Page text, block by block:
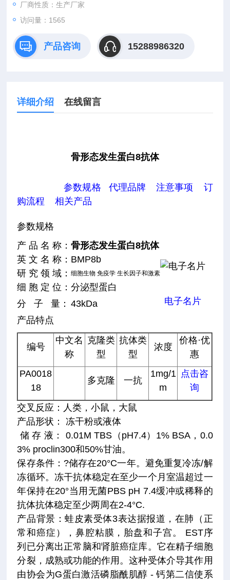
厂商性质：生产厂家
访问量：1565
产品咨询 15288986320
详细介绍 在线留言
骨形态发生蛋白8抗体
参数规格 代理品牌 注意事项
订
购流程
相关产品
参数规格
产 品 名 称：骨形态发生蛋白8抗体
英 文 名 称： BMP8b
研 究 领 域：细胞生物 免疫学 生长因子和激素
细 胞 定 位：分泌型蛋白
分 子 量： 43kDa
电子名片
产品特点
编号
中文名
称
克隆类
型
抗体类
型
浓度
价格·优
惠
PA0018
18
多克隆 一抗
1mg/1
m
点击咨
询
交叉反应：人类，小鼠，大鼠
产品形状： 冻干粉或液体
储 存 液： 0.01M TBS（pH7.4）1% BSA，0.0
3% proclin300和50%甘油。
保存条件：?储存在20°C一年。避免重复冷冻/解
冻循环。冻干抗体稳定在至少一个月室温超过一
年保持在20°当用无菌PBS pH 7.4缓冲或稀释的
抗体抗体稳定至少两周在2-4°C.
产品背景：蛙皮素受体3表达据报道，在肺（正
常和癌症），鼻腔粘膜，胎盘和子宫。 EST序
列已分离出正常脑和肾脏癌症库。它在精子细胞
分裂，成熟或功能的作用。这种受体介导其作用
由协会为G蛋白激活磷脂酰肌醇 - 钙第二信使系